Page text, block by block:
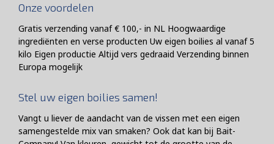
Onze voordelen
Gratis verzending vanaf € 100,- in NL Hoogwaardige
ingrediënten en verse producten Uw eigen boilies al vanaf 5
kilo Eigen productie Altijd vers gedraaid Verzending binnen
Europa mogelijk
Stel uw eigen boilies samen!
Vangt u liever de aandacht van de vissen met een eigen
samengestelde mix van smaken? Ook dat kan bij Bait-